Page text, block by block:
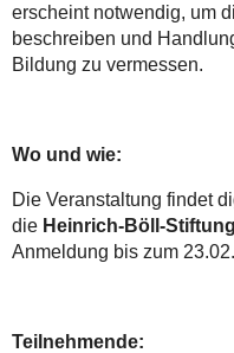
erscheint notwendig, um
beschreiben und
Bildung zu vermessen.
Wo und wie:
Die Veranstaltung findet
die Heinrich-Böll-
Anmeldung bis zum
Teilnehmende: